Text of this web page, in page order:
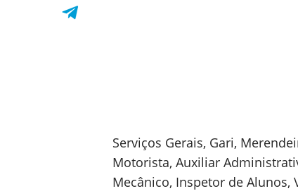
Serviços Gerais, Gari,
Motorista, Auxiliar
Mecânico, Inspetor de Alunos,